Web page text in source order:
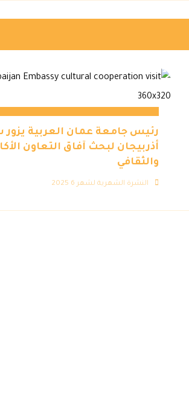
رئيس جامعة عمان العربية يزور
أذربيجان لبحث آفاق التعاون
والثقافي
النشرة الشهرية لشهر 6 2025